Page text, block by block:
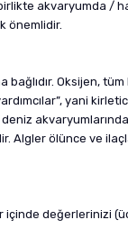
akvaryumda /
önemlidir.
Oksijen,
yani
ölünce ve
içinde değerlerinizi